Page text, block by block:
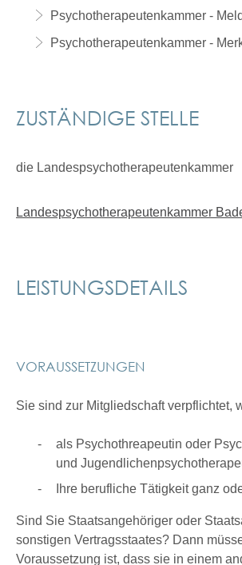
Psychotherapeutenkammer -
Psychotherapeutenkammer -
ZUSTÄNDIGE STELLE
die Landespsychotherapeutenkammer
Landespsychotherapeutenkammer
LEISTUNGSDETAILS
VORAUSSETZUNGEN
Sie sind zur Mitgliedschaft verpflichtet,
als Psychothreapeutin oder
und
Ihre berufliche Tätigkeit ganz
Sind Sie Staatsangehöriger oder
sonstigen Vertragsstaates? Dann
Voraussetzung ist, dass sie in einem